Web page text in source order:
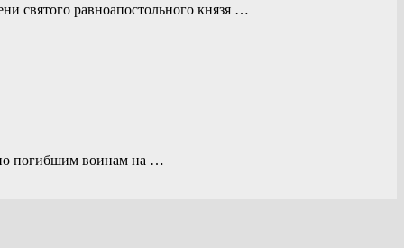
святого равноапостольного князя …
погибшим воинам на …